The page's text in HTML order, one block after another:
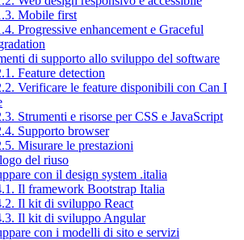
Mobile first
Progressive enhancement e Graceful
di supporto allo sviluppo del software
Feature detection
Verificare le feature disponibili con Can I
Strumenti e risorse per CSS e JavaScript
Supporto browser
Misurare le prestazioni
del riuso
con il design system .italia
Il framework Bootstrap Italia
Il kit di sviluppo React
Il kit di sviluppo Angular
con i modelli di sito e servizi